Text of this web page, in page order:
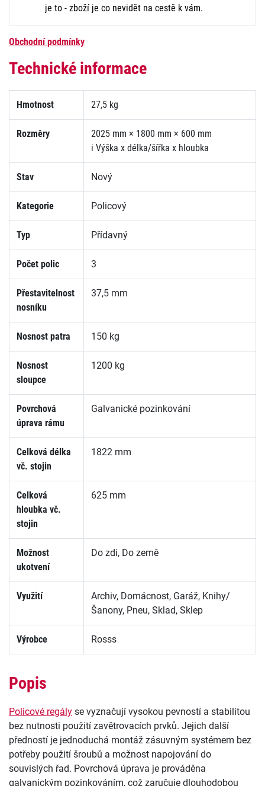
je to - zboží je co nevidět na cestě k vám.
Obchodní podmínky
Technické informace
Hmotnost 27,5 kg
Rozměry
2025 mm × 1800 mm × 600 mm
i Výška x délka/šířka x hloubka
Stav Nový
Kategorie Policový
Typ Přídavný
Počet polic 3
Přestavitelnost
nosníku
37,5 mm
Nosnost patra 150 kg
Nosnost
sloupce
1200 kg
Povrchová
úprava rámu
Galvanické pozinkování
Celková délka
vč. stojin
1822 mm
Celková
hloubka vč.
stojin
625 mm
Možnost
ukotvení
Do zdi, Do země
Využití
Archiv, Domácnost, Garáž, Knihy/
Šanony, Pneu, Sklad, Sklep
Výrobce Rosss
Popis
Policové regály se vyznačují vysokou pevností a stabilitou
bez nutnosti použití zavětrovacích prvků. Jejich další
předností je jednoduchá montáž zásuvným systémem bez
potřeby použití šroubů a možnost napojování do
souvislých řad. Povrchová úprava je prováděna
galvanickým pozinkováním, což zaručuje dlouhodobou